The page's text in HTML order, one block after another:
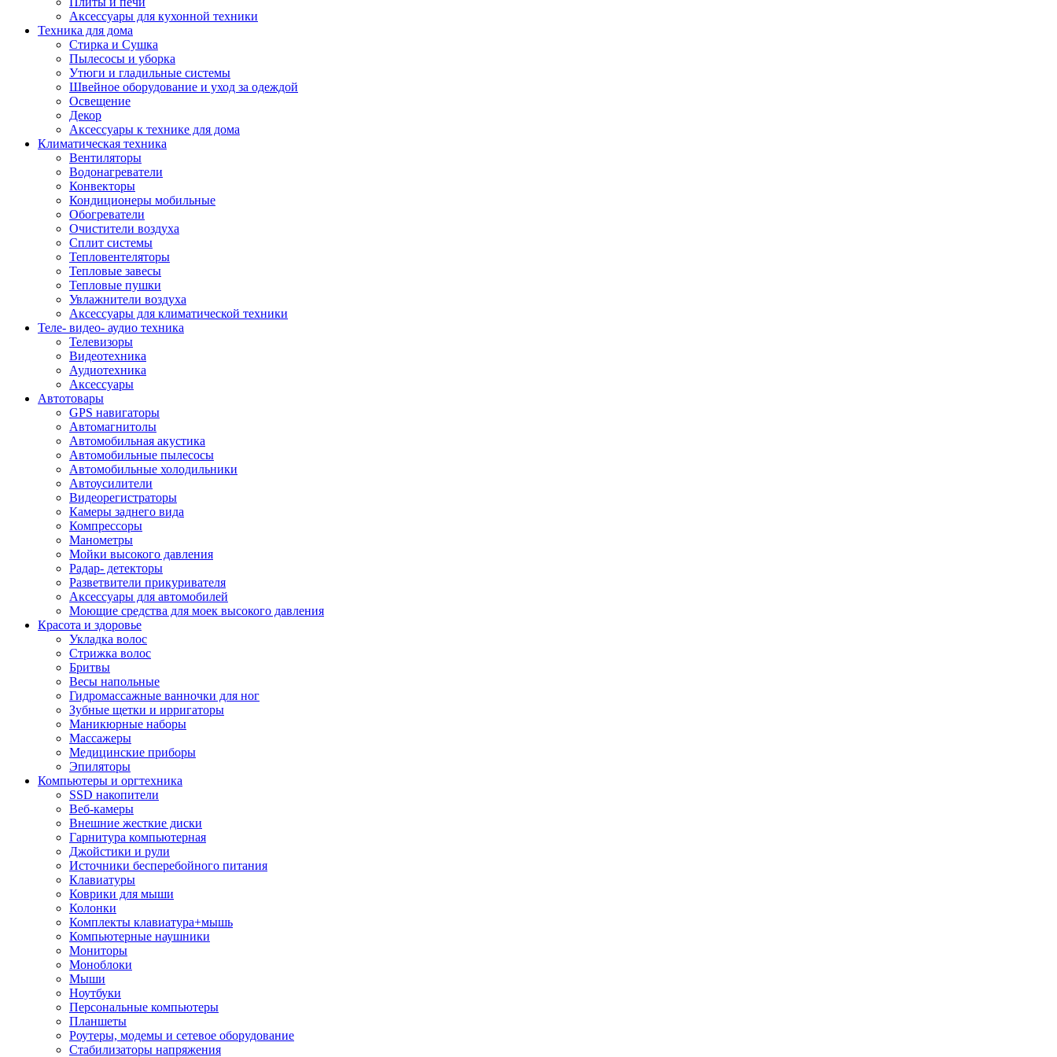
Аксессуары для кухонной техники
Техника для дома
Стирка и Сушка
Пылесосы и уборка
Утюги и гладильные системы
Швейное оборудование и уход за одеждой
Освещение
Декор
Аксессуары к технике для дома
Климатическая техника
Вентиляторы
Водонагреватели
Конвекторы
Кондиционеры мобильные
Обогреватели
Очистители воздуха
Сплит системы
Тепловентеляторы
Тепловые завесы
Тепловые пушки
Увлажнители воздуха
Аксессуары для климатической техники
Теле- видео- аудио техника
Телевизоры
Видеотехника
Аудиотехника
Аксессуары
Автотовары
GPS навигаторы
Автомагнитолы
Автомобильная акустика
Автомобильные пылесосы
Автомобильные холодильники
Автоусилители
Видеорегистраторы
Камеры заднего вида
Компрессоры
Манометры
Мойки высокого давления
Радар- детекторы
Разветвители прикуривателя
Аксессуары для автомобилей
Моющие средства для моек высокого давления
Красота и здоровье
Укладка волос
Стрижка волос
Бритвы
Весы напольные
Гидромассажные ванночки для ног
Зубные щетки и ирригаторы
Маникюрные наборы
Массажеры
Медицинские приборы
Эпиляторы
Компьютеры и оргтехника
SSD накопители
Веб-камеры
Внешние жесткие диски
Гарнитура компьютерная
Джойстики и рули
Источники бесперебойного питания
Клавиатуры
Коврики для мыши
Колонки
Комплекты клавиатура+мышь
Компьютерные наушники
Мониторы
Моноблоки
Мыши
Ноутбуки
Персональные компьютеры
Планшеты
Роутеры, модемы и сетевое оборудование
Стабилизаторы напряжения